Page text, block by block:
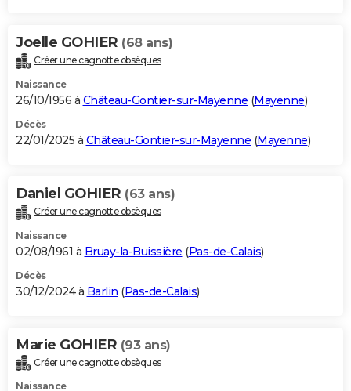
Joelle GOHIER (68 ans)
Créer une cagnotte obsèques
Naissance
26/10/1956 à Château-Gontier-sur-Mayenne (Mayenne)
Décès
22/01/2025 à Château-Gontier-sur-Mayenne (Mayenne)
Daniel GOHIER (63 ans)
Créer une cagnotte obsèques
Naissance
02/08/1961 à Bruay-la-Buissière (Pas-de-Calais)
Décès
30/12/2024 à Barlin (Pas-de-Calais)
Marie GOHIER (93 ans)
Créer une cagnotte obsèques
Naissance